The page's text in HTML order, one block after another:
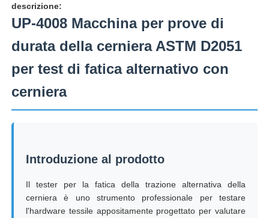
Casa
Prodotti
Chi siamo
Controllo di qualità
Contattaci
descrizione:
UP-4008 Macchina per prove di
durata della cerniera ASTM D2051
per test di fatica alternativo con
cerniera
Introduzione al prodotto
Il tester per la fatica della trazione alternativa della
cerniera è uno strumento professionale per testare
l'hardware tessile appositamente progettato per valutare